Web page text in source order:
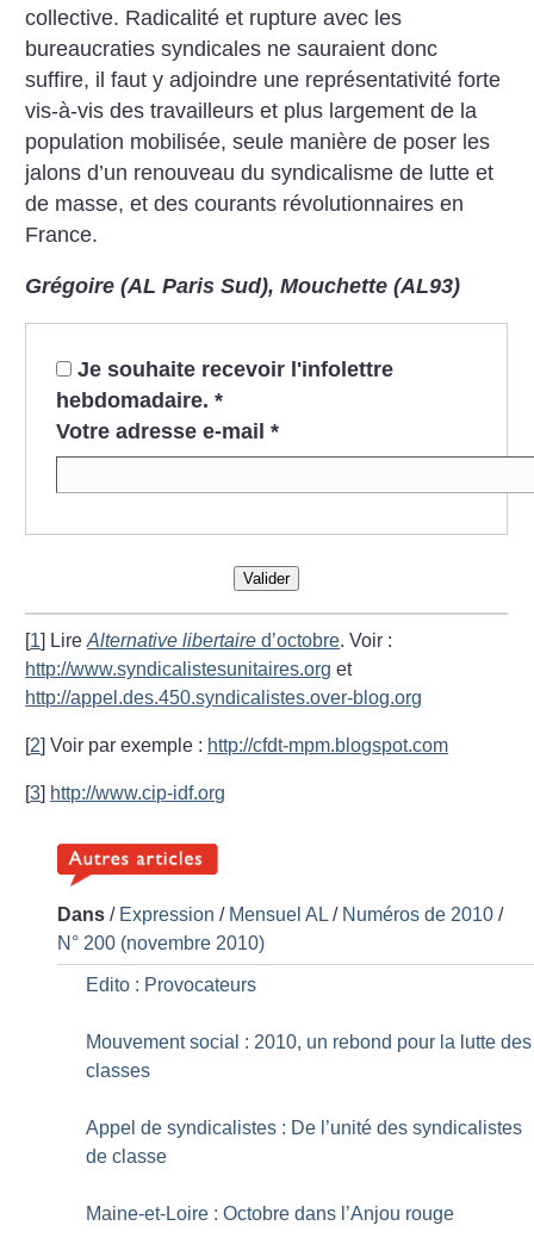
collective. Radicalité et rupture avec les
bureaucraties syndicales ne sauraient donc
suffire, il faut y adjoindre une représentativité forte
vis-à-vis des travailleurs et plus largement de la
population mobilisée, seule manière de poser les
jalons d’un renouveau du syndicalisme de lutte et
de masse, et des courants révolutionnaires en
France.
Grégoire (AL Paris Sud), Mouchette (AL93)
Je souhaite recevoir l'infolettre
hebdomadaire. *
Votre adresse e-mail *
Valider
[1] LireAlternative libertaire d’octobre. Voir :
http://www.syndicalistesunitaires.org et
http://appel.des.450.syndicalistes.over-blog.org
[2]Voir par exemple : http://cfdt-mpm.blogspot.com
[3] http://www.cip-idf.org
Dans / Expression / Mensuel AL / Numéros de 2010 /
N° 200 (novembre 2010)
Edito : Provocateurs
Mouvement social : 2010, un rebond pour la lutte des
classes
Appel de syndicalistes : De l’unité des syndicalistes
de classe
Maine-et-Loire : Octobre dans l’Anjou rouge